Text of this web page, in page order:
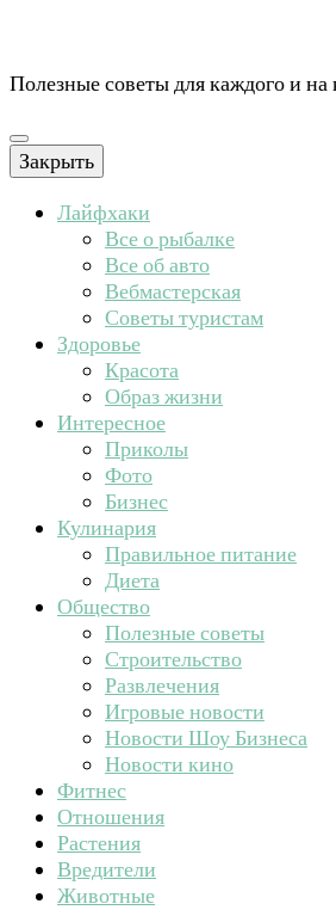
Полезные советы для каждого и
Закрыть
Лайфхаки
Все о рыбалке
Все об авто
Вебмастерская
Советы туристам
Здоровье
Красота
Образ жизни
Интересное
Приколы
Фото
Бизнес
Кулинария
Правильное питание
Диета
Общество
Полезные советы
Строительство
Развлечения
Игровые новости
Новости Шоу Бизнеса
Новости кино
Фитнес
Отношения
Растения
Вредители
Животные